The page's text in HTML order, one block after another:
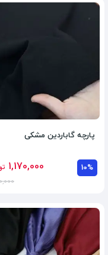
پارچه گاباردین مشکی
10%
1,170,000